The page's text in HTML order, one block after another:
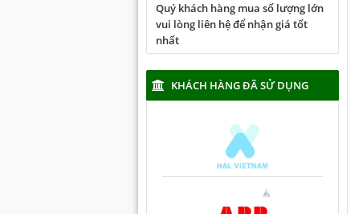
Quý khách hàng mua số lượng lớn
vui lòng liên hệ để nhận giá tốt
nhất
KHÁCH HÀNG ĐÃ SỬ DỤNG